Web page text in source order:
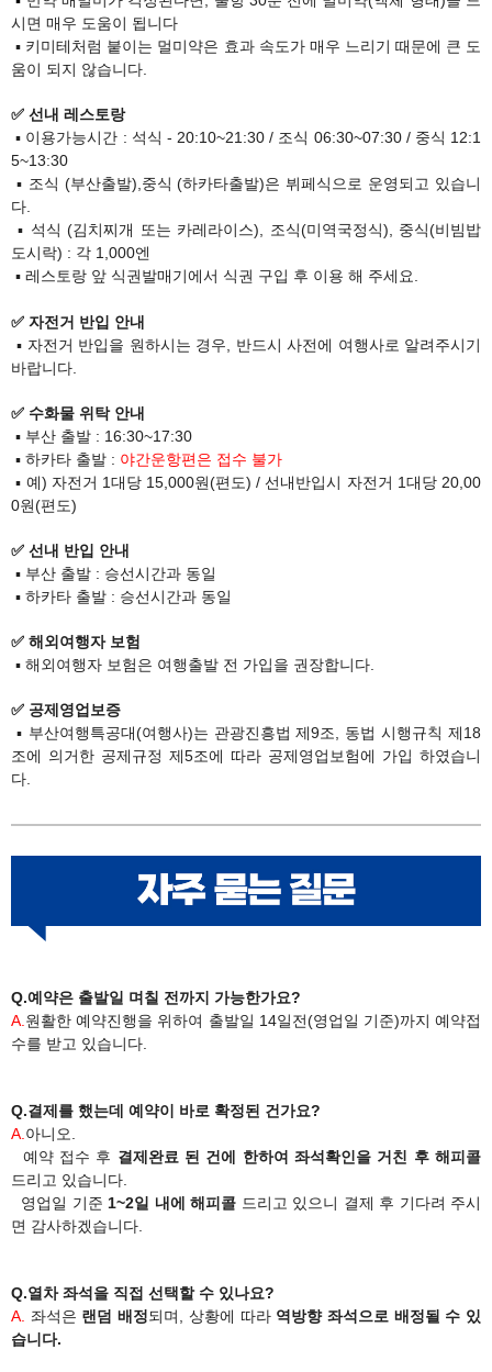
시면 매우 도움이 됩니다
▪ 키미테처럼 붙이는 멀미약은 효과 속도가 매우 느리기 때문에 큰 도
움이 되지 않습니다.
✅ 선내 레스토랑
▪​ 이용가능시간 : 석식 - 20:10~21:30 / 조식 06:30~07:30 / 중식 12:1
5~13:30
▪ 조식 (부산출발),중식 (하카타출발)은 뷔페식으로 운영되고 있습니
다.
▪ 석식 (김치찌개 또는 카레라이스), 조식(미역국정식), 중식(비빔밥
도시락) : 각 1,000엔
▪​ 레스토랑 앞 식권발매기에서 식권 구입 후 이용 해 주세요.
✅ 자전거 반입 안내
▪ 자전거 반입을 원하시는 경우, 반드시 사전에 여행사로 알려주시기
바랍니다.
✅ 수화물 위탁 안내
▪ 부산 출발 : 16:30~17:30
​ ▪ 하카타 출발 : 야간운항편은 접수 불가​
▪ 예) 자전거 1대당 15,000원(편도) / 선내반입시 자전거 1대당 20,00
0원(편도)
✅ 선내 반입 안내
▪ 부산 출발 : 승선시간과 동일
​ ▪ 하카타 출발 : 승선시간과 동일
✅ 해외여행자 보험
▪ 해외여행자 보험은 여행출발 전 가입을 권장합니다.​​
✅ 공제영업보증
▪ 부산여행특공대(여행사)는 관광진흥법 제9조, 동법 시행규칙 제18
조에 의거한 공제규정 제5조에 따라 공제영업보험에 가입​ 하였습니
다.
Q.예약은 출발일 며칠 전까지 가능한가요?
A.원활한 예약진행을 위하여 출발일 14일전(영업일 기준)까지 예약접
수를 받고 있습니다.
Q.​결제를 했는데 예약이 바로 확정된 건가요?
A.​아니오.
예약 접수 후 결제완료 된 건에 한하여 좌석확인을 거친 후 해피콜
드리고 있습니다.
영업일 기준 1~2일 내에 해피콜 드리고 있으니 결제 후 기다려 주시
면 감사하겠습니다.
Q.열차 좌석을 직접 선택할 수 있나요?
A. 좌석은 랜덤 배정되며, 상황에 따라 역방향 좌석으로 배정될 수 있
습니다.